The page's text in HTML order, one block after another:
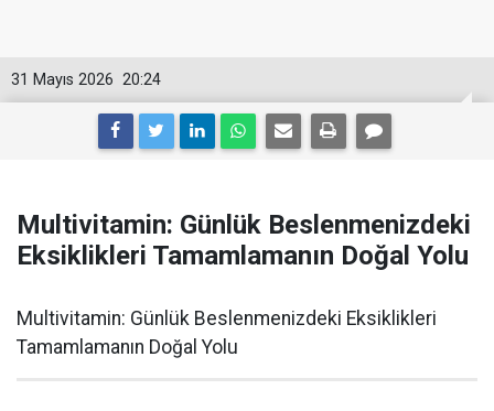
20:24
31 Mayıs 2026
Multivitamin: Günlük Beslenmenizdeki
Eksiklikleri Tamamlamanın Doğal Yolu
Multivitamin: Günlük Beslenmenizdeki Eksiklikleri
Tamamlamanın Doğal Yolu